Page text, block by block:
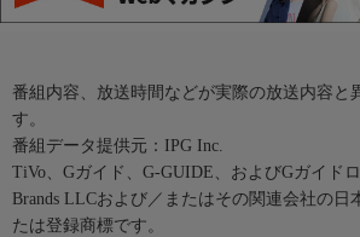
番組内容、放送時間などが実際の放送内容と
す。
番組データ提供元：IPG Inc.
TiVo、Gガイド、G-GUIDE、およびGガイド
Brands LLCおよび／またはその関連会社の日
たは登録商標です。